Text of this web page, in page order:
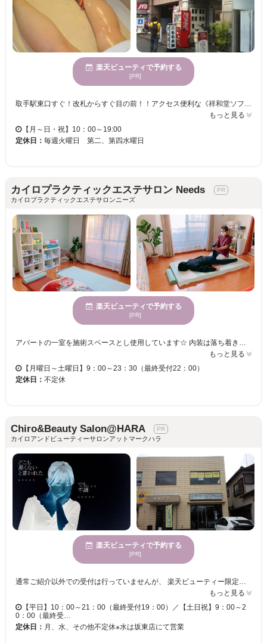
楽天ビューティで予約する
[PR]
もっと見る
【月～日・祝】10：00～19:00
定休日： 毎週火曜日 第二、第四水曜日
カイロプラクティックエステサロン Needs
カイロプラクティックエステサロンニーズ
楽天ビューティで予約する
[PR]
もっと見る
【月曜日～土曜日】9：00～23：30（最終受付22：00）
定休日： 不定休
Chiro&Beauty Salon@HARA
カイロアンドビューティーサロンアットマークハラ
楽天ビューティで予約する
[PR]
通常ご紹介以外での受付は行っていませんが、 楽天ビューティー限定で、 「本当に困っている方限定」「一日一人限定」 施術は、体の状態では数分で終わる場合もあり、時間内で効果が期待できない場合もあります。
もっと見る
【平日】10：00～21：00（最終受付19：00）／【土日祝】9：00～2
0：00（最終受…
定休日： 月、水、その他不定休※水は坂東店にて営業